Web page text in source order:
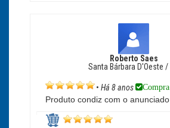
Roberto Saes
Santa Bárbara D'Oeste /
• Há 8 anos
Produto condiz com o anunciado